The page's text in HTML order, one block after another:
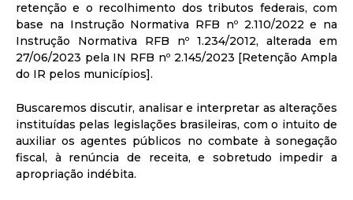
retenção e o recolhimento dos tributos federais, com
base na Instrução Normativa RFB nº 2.110/2022 e na
Instrução Normativa RFB nº 1.234/2012, alterada em
27/06/2023 pela IN RFB nº 2.145/2023 [Retenção Ampla
do IR pelos municípios].
Buscaremos discutir, analisar e interpretar as alterações
instituídas pelas legislações brasileiras, com o intuito de
auxiliar os agentes públicos no combate à sonegação
fiscal, à renúncia de receita, e sobretudo impedir a
apropriação indébita.